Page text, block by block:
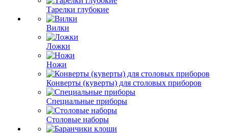
Тарелки глубокие
Вилки
Ложки
Ножи
Конверты (куверты) для столовых приборов
Специальные приборы
Столовые наборы